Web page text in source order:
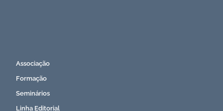
Associação
Formação
Seminários
Linha Editorial